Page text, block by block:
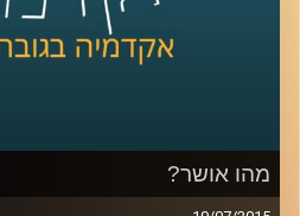
AudioVersity
מהו אושר?